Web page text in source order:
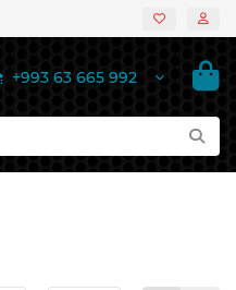
+993 63 665 992